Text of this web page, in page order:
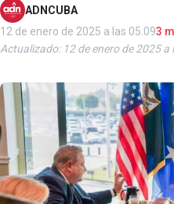
ADNCUBA
12 de enero de 2025 a las 05:093
Actualizado: 12 de enero de 2025 a